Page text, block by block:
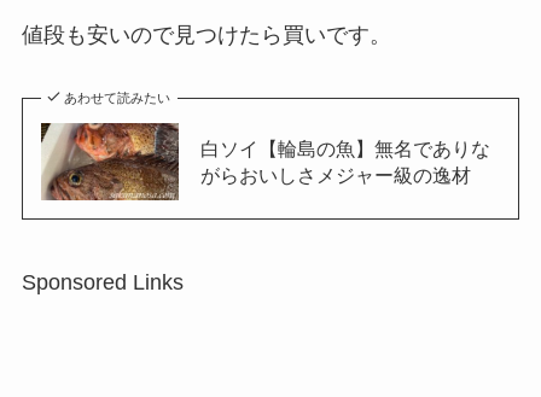
値段も安いので見つけたら買いです。
あわせて読みたい
白ソイ【輪島の魚】無名でありな
がらおいしさメジャー級の逸材
Sponsored Links